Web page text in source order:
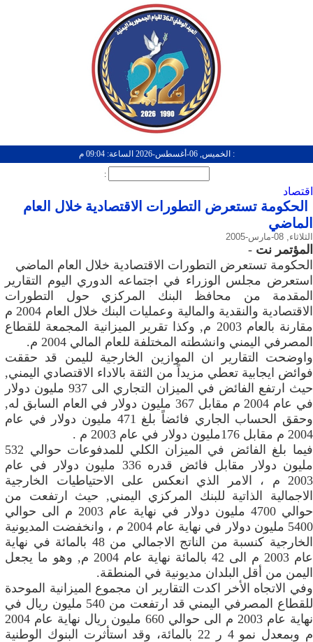
: الخميس, 06-أغسطس-2026 الساعة: 09:04 م
:
اقتصاد
الحكومة تستعرض التطورات الاقتصادية خلال العام
الماضي
الثلاثاء, 08-مارس-2005
المؤتمر نت -
الحكومة تستعرض التطورات الاقتصادية خلال العام الماضي
استعرض مجلس الوزراء في اجتماعه الدوري اليوم التقارير
المقدمة من محافظ البنك المركزي حول التطورات
الاقتصادية والنقدية والمالية وعمليات البنك خلال العام 2004 م
مقارنة بالعام 2003 م, وكذا تقرير الميزانية المجمعة للقطاع
المصرفي اليمني وانشطته المختلفة للعام المالي 2004 م.
واوضحت التقارير ان الموازين الخارجية لليمن قد حققت
فوائض ايجابية تعطي مزيداً من الثقة بالاداء الاقتصادي اليمني,
حيث ارتفع الفائض في الميزان التجاري الى 937 مليون دولار
في عام 2004 م مقابل 367 مليون دولار في العام السابق له,
وحقق الحساب الجاري فائضاً بلغ 471 مليون دولار في عام
2004 م مقابل 176مليون دولار في عام 2003 م .
فيما بلغ الفائض في الميزان الكلي للمدفوعات حوالي 532
مليون دولار مقابل فائض قدره 336 مليون دولار في عام
2003 م ، الامر الذي انعكس على الاحتياطيات الخارجية
الاجمالية الذاتية للبنك المركزي اليمني, حيث ارتفعت من
حوالي 4700 مليون دولار في نهاية عام 2003 م الى حوالي
5400 مليون دولار في نهاية عام 2004 م ، وانخفضت المديونية
الخارجية كنسبة من الناتج الاجمالي من 48 بالمائة في نهاية
عام 2003 م الى 42 بالمائة نهاية عام 2004 م, وهو ما يجعل
اليمن من أقل البلدان مديونية في المنطقة.
وفي الاتجاه الأخر اكدت التقارير ان مجموع الميزانية الموحدة
للقطاع المصرفي اليمني قد ارتفعت من 540 مليون ريال في
نهاية عام 2003 م الى حوالي 660 مليون ريال نهاية عام 2004
م وبمعدل نمو 4 ر 22 بالمائة، وقد استأثرت البنوك الوطنية